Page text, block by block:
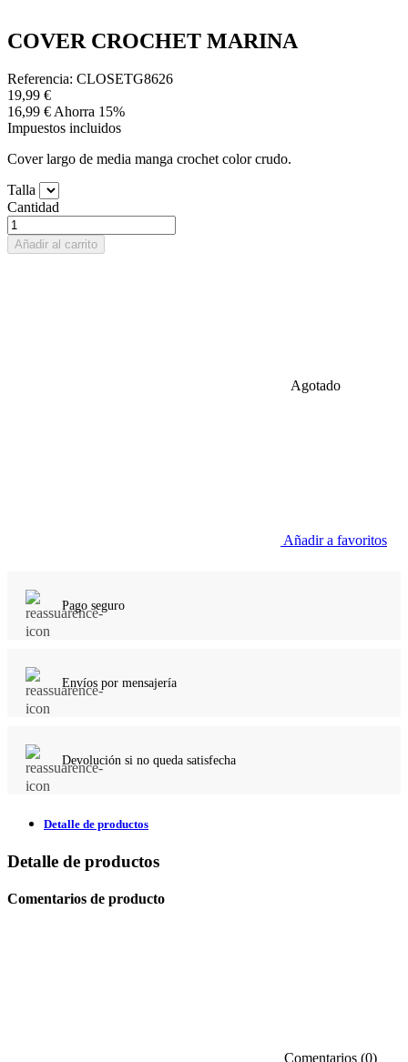
COVER CROCHET MARINA
Referencia: CLOSETG8626
19,99 €
16,99 €Ahorra 15%
Impuestos incluidos
Cover largo de media manga crochet color crudo.
Talla
Cantidad
Añadir al carrito
Agotado
Añadir a favoritos
Pago seguro
Envíos por mensajería
Devolución si no queda satisfecha
Detalle de productos
Detalle de productos
Comentarios de producto
Comentarios (0)